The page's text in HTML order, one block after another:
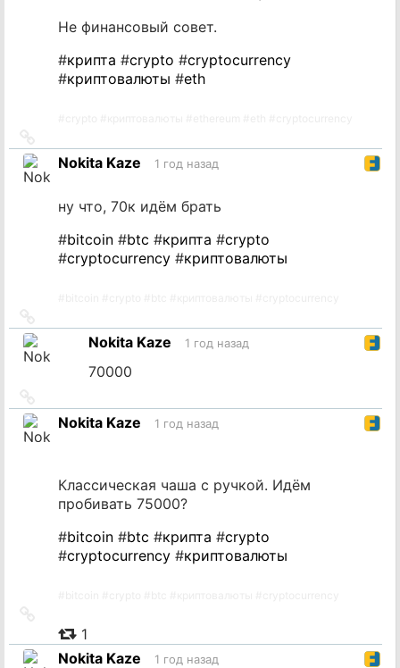
Не финансовый совет.
#крипта #crypto #cryptocurrency
#криптовалюты #eth
на
источник
Nokita Kaze 1 год назад
ну что, 70к идём брать
#bitcoin #btc #крипта #crypto
#cryptocurrency #криптовалюты
на
источникNokita Kaze 1 год назад
70000
на
источник
Nokita Kaze 1 год назад
Классическая чаша с ручкой. Идём
пробивать 75000?
#bitcoin #btc #крипта #crypto
#cryptocurrency #криптовалюты
источник
1
Nokita Kaze
1 год назад